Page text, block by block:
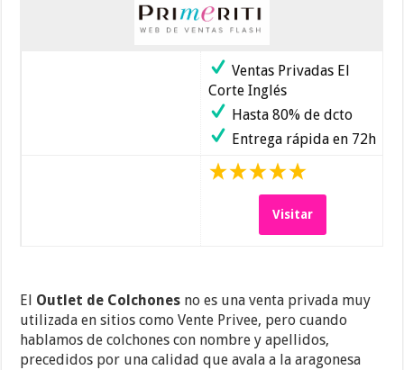
Ventas Privadas El
Corte Inglés
Hasta 80% de dcto
Entrega rápida en 72h
Visitar
El Outlet de Colchones no es una venta privada muy
utilizada en sitios como Vente Privee, pero cuando
hablamos de colchones con nombre y apellidos,
precedidos por una calidad que avala a la aragonesa